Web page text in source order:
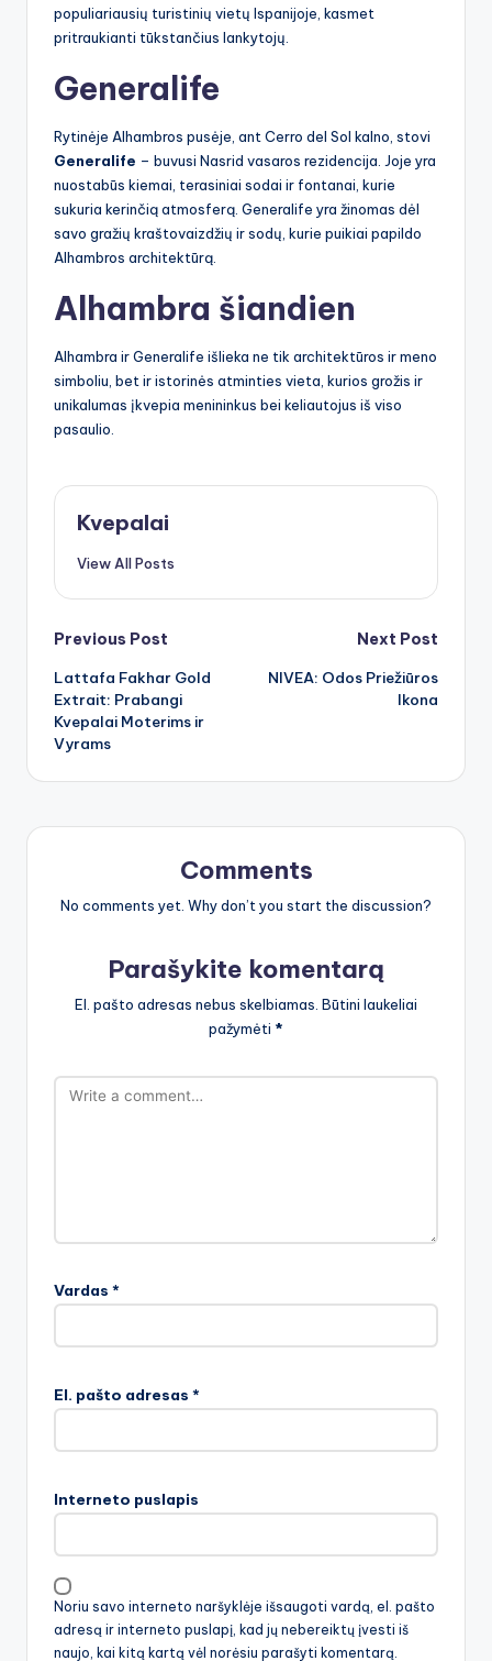
populiariausių turistinių vietų Ispanijoje, kasmet
pritraukianti tūkstančius lankytojų.
Generalife
Rytinėje Alhambros pusėje, ant Cerro del Sol kalno, stovi
Generalife – buvusi Nasrid vasaros rezidencija. Joje yra
nuostabūs kiemai, terasiniai sodai ir fontanai, kurie
sukuria kerinčią atmosferą. Generalife yra žinomas dėl
savo gražių kraštovaizdžių ir sodų, kurie puikiai papildo
Alhambros architektūrą.
Alhambra šiandien
Alhambra ir Generalife išlieka ne tik architektūros ir meno
simboliu, bet ir istorinės atminties vieta, kurios grožis ir
unikalumas įkvepia menininkus bei keliautojus iš viso
pasaulio.
Kvepalai
View All Posts
Post
navigation
Previous Post
Lattafa Fakhar Gold
Extrait: Prabangi
Kvepalai Moterims ir
Vyrams
Next Post
NIVEA: Odos Priežiūros
Ikona
Comments
No comments yet. Why don’t you start the discussion?
Parašykite komentarą
El. pašto adresas nebus skelbiamas. Būtini laukeliai
pažymėti *
Vardas *
El. pašto adresas *
Interneto puslapis
Noriu savo interneto naršyklėje išsaugoti vardą, el. pašto
adresą ir interneto puslapį, kad jų nebereiktų įvesti iš
naujo, kai kitą kartą vėl norėsiu parašyti komentarą.